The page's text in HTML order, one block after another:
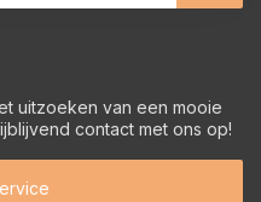
uitzoeken van een mooie
contact met ons op!